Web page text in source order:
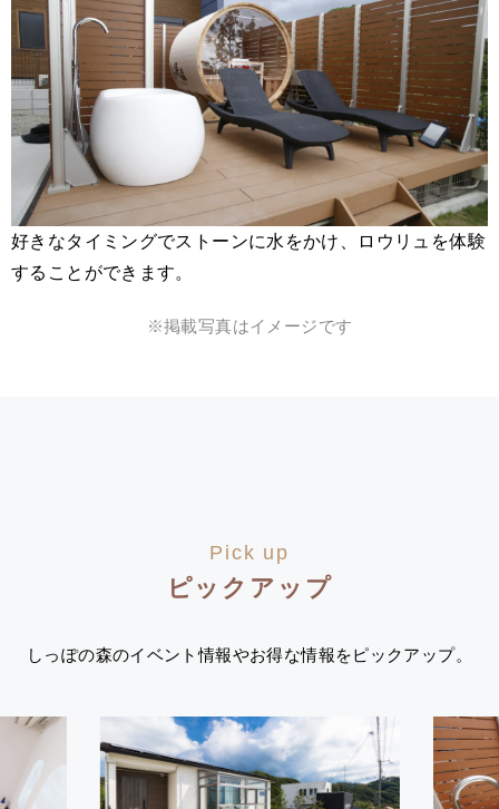
好きなタイミングでストーンに水をかけ、ロウリュを体験
することができます。
※掲載写真はイメージです
Pick up
ピックアップ
しっぽの森のイベント情報やお得な情報をピックアップ。